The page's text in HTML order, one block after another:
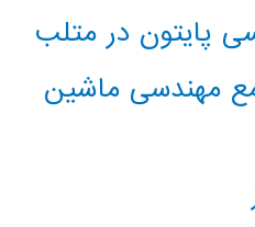
پایتون در متلب
مهندسی ماشین